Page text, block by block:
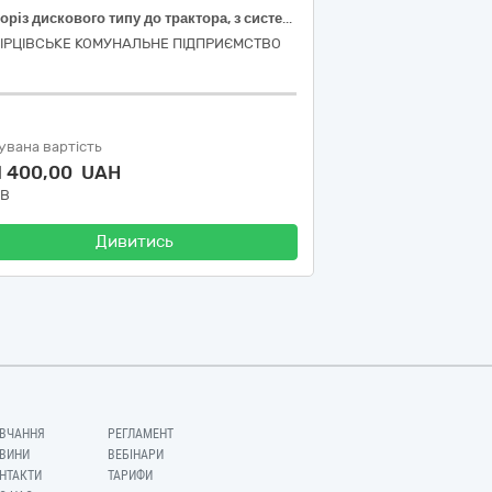
Щепоріз дискового типу до трактора, з системою Антистрес та гідравлічною подачею для переробки деревних відходів (гілок, стовбурів, обрізки будь-яких порід деревини) на технологічну щепу фракцією 5…60 мм з муфтою кардан Т8 за кодом ДК 021:2015:43810000-4 Деревообробне обладнання.
КОМУНАЛЬНЕ ПІДПРИЄМСТВО
вартість
400,00 UAH
Дивитись
РЕГЛАМЕНТ
ВЕБІНАРИ
ТАРИФИ